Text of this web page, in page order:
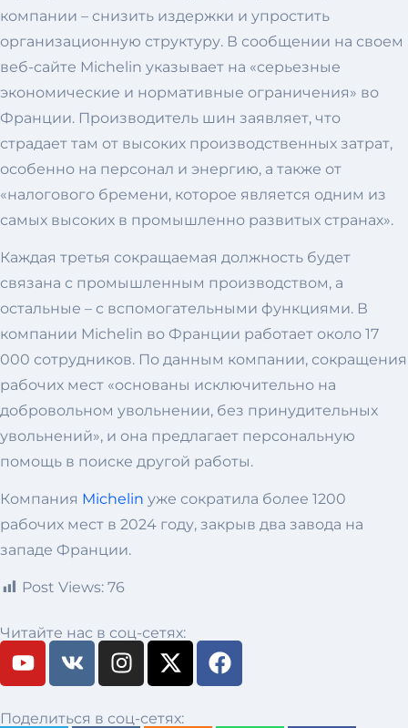
компании – снизить издержки и упростить
организационную структуру. В сообщении на своем
веб-сайте Michelin указывает на «серьезные
экономические и нормативные ограничения» во
Франции. Производитель шин заявляет, что
страдает там от высоких производственных затрат,
особенно на персонал и энергию, а также от
«налогового бремени, которое является одним из
самых высоких в промышленно развитых странах».
Каждая третья сокращаемая должность будет
связана с промышленным производством, а
остальные – с вспомогательными функциями. В
компании Michelin во Франции работает около 17
000 сотрудников. По данным компании, сокращения
рабочих мест «основаны исключительно на
добровольном увольнении, без принудительных
увольнений», и она предлагает персональную
помощь в поиске другой работы.
Компания Michelin уже сократила более 1200
рабочих мест в 2024 году, закрыв два завода на
западе Франции.
Post Views: 76
Читайте нас в соц-сетях:
Поделиться в соц-сетях: